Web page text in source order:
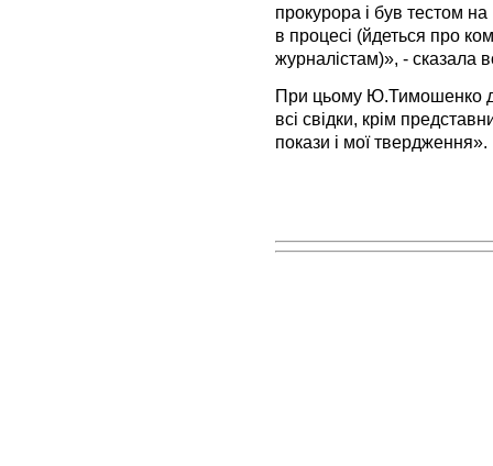
прокурора і був тестом
в процесі (йдеться про
журналістам)», - сказала
При цьому Ю.Тимошенко
всі свідки, крім
покази і мої твердження».